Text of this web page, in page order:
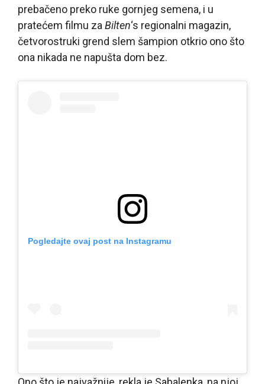
prebačeno preko ruke gornjeg semena, i u
pratećem filmu za Bilten‘s regionalni magazin,
četvorostruki grend slem šampion otkrio ono što
ona nikada ne napušta dom bez.
Pogledajte ovaj post na Instagramu